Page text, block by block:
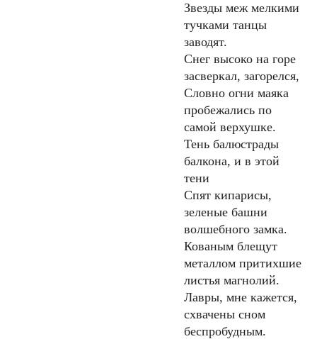
Звезды меж мелкими
тучками танцы
заводят.
Снег высоко на горе
засверкал, загорелся,
Словно огни маяка
пробежались по
самой верхушке.
Тень балюстрады
балкона, и в этой
тени
Спят кипарисы,
зеленые башни
волшебного замка.
Кованым блещут
металлом притихшие
листья магнолий.
Лавры, мне кажется,
схвачены сном
беспробудным.